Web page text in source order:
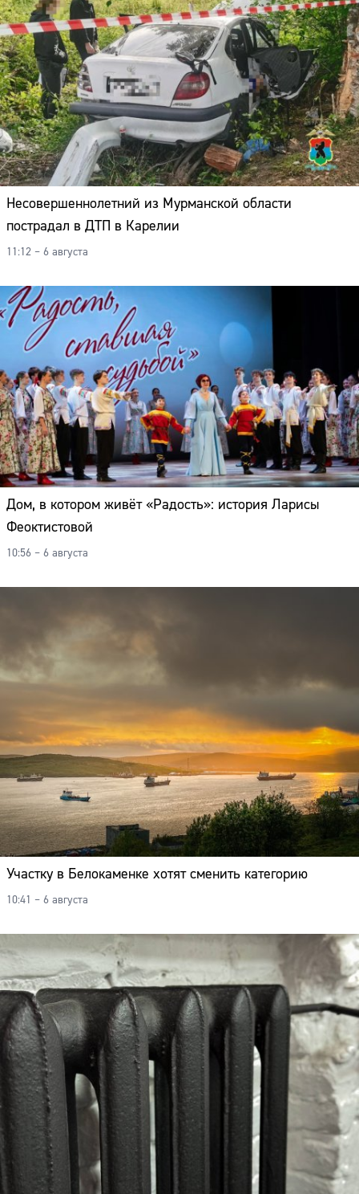
Несовершеннолетний из Мурманской области
пострадал в ДТП в Карелии
11:12 – 6 августа
Дом, в котором живёт «Радость»: история Ларисы
Феоктистовой
10:56 – 6 августа
Участку в Белокаменке хотят сменить категорию
10:41 – 6 августа